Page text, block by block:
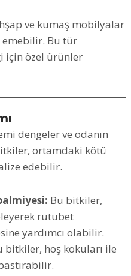
ve kumaş mobilyalar
Bu tür
için özel ürünler
dengeler ve odanın
ortamdaki kötü
edebilir.
Bu bitkiler,
rutubet
yardımcı olabilir.
bitkiler, hoş kokuları ile